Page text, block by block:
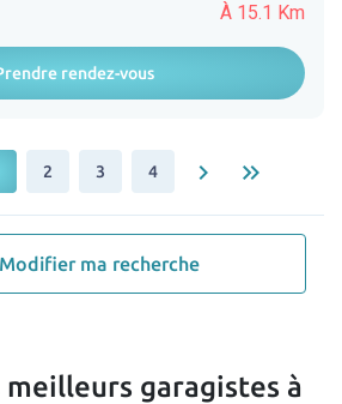
À 15.1 Km
rendez-vous
2 3 4 keyboard_arrow_right keyboard_double_arrow_right
Modifier ma recherche
meilleurs garagistes à